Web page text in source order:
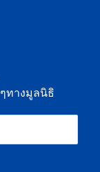
ทางมูลนิธิ